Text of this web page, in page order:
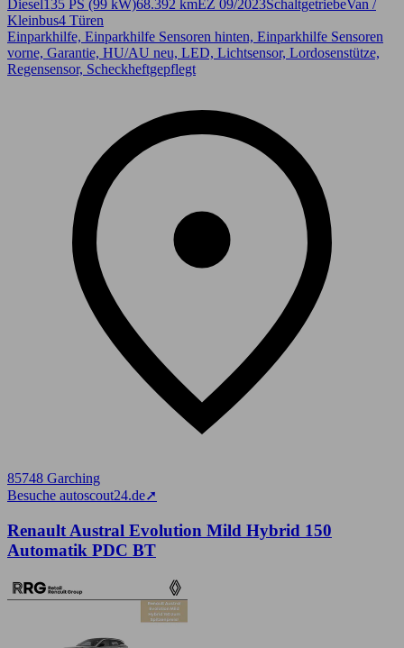
Diesel 135 PS (99 kW)68.392 kmEZ 09/2023SchaltgetriebeVan /
Kleinbus4 Türen
Einparkhilfe, Einparkhilfe Sensoren hinten, Einparkhilfe Sensoren
vorne, Garantie, HU/AU neu, LED, Lichtsensor, Lordosenstütze,
Regensensor, Scheckheftgepflegt
85748 Garching
Besuche autoscout24.de➚
Renault Austral Evolution Mild Hybrid 150
Automatik PDC BT